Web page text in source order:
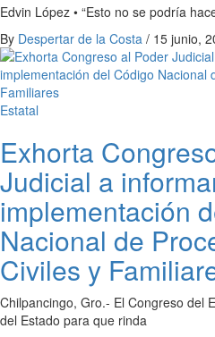
Edvin López • “Esto no se podría
By Despertar de la Costa / 15 junio,
Estatal
Exhorta
Judicial a
implementación
Nacional de
Civiles y
Chilpancingo, Gro.- El Congreso del
del Estado para que rinda